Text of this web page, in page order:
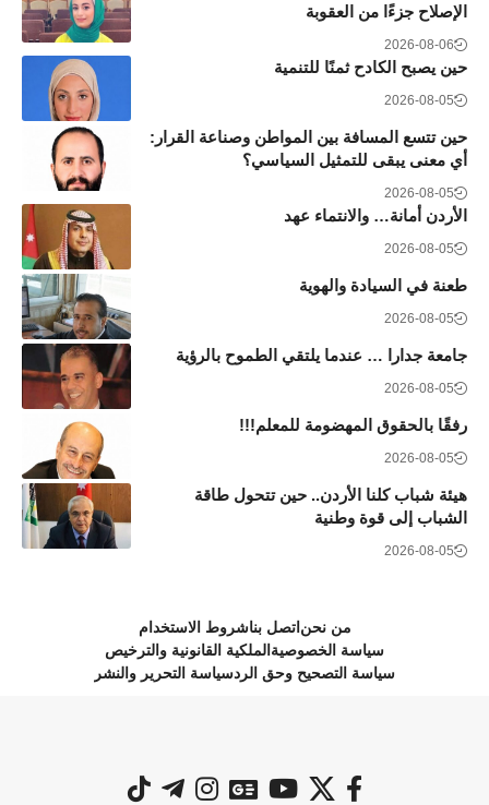
الإصلاح جزءًا من العقوبة
2026-08-06
حين يصبح الكادح ثمنًا للتنمية
2026-08-05
حين تتسع المسافة بين المواطن وصناعة القرار:
أي معنى يبقى للتمثيل السياسي؟
2026-08-05
الأردن أمانة… والانتماء عهد
2026-08-05
طعنة في السيادة والهوية
2026-08-05
جامعة جدارا … عندما يلتقي الطموح بالرؤية
2026-08-05
رفقًا بالحقوق المهضومة للمعلم!!!
2026-08-05
هيئة شباب كلنا الأردن.. حين تتحول طاقة
الشباب إلى قوة وطنية
2026-08-05
من نحن اتصل بناشروط الاستخدام
سياسة الخصوصية الملكية القانونية والترخيص
سياسة التصحيح وحق الردسياسة التحرير والنشر